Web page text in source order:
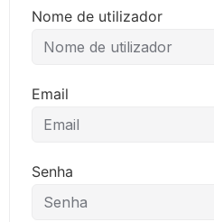
Nome de utilizador
Email
Senha